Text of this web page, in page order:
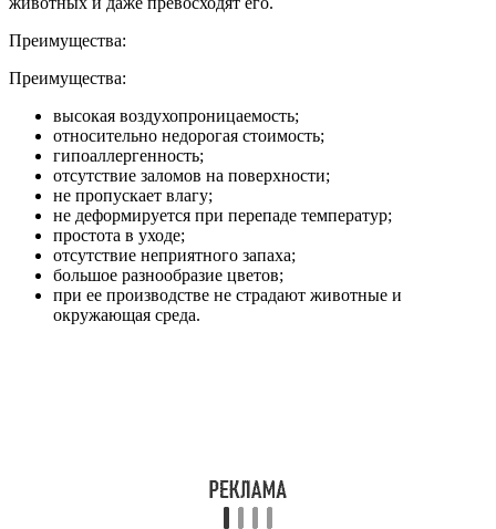
Преимущества:
Преимущества:
высокая воздухопроницаемость;
относительно недорогая стоимость;
гипоаллергенность;
отсутствие заломов на поверхности;
не пропускает влагу;
не деформируется при перепаде температур;
простота в уходе;
отсутствие неприятного запаха;
большое разнообразие цветов;
при ее производстве не страдают животные и
окружающая среда.